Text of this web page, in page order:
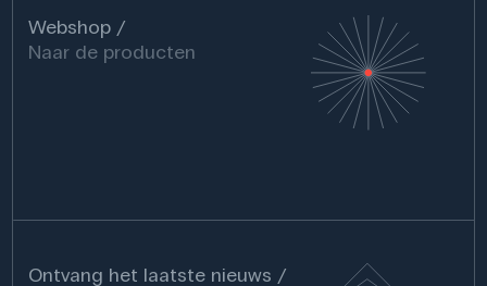
Webshop
Naar de producten
Ontvang het laatste nieuws